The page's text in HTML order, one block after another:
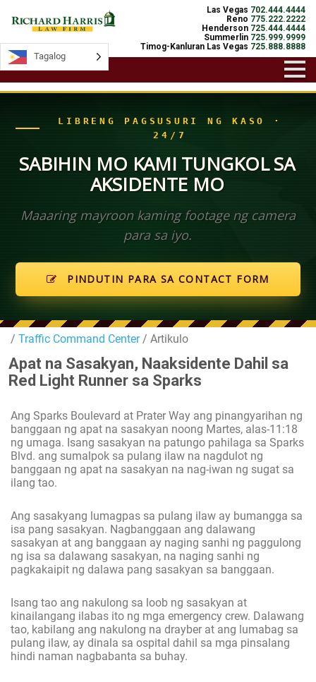
Las Vegas 702.444.4444
Reno 775.222.2222
Henderson 725.444.4444
Summerlin 725.999.9999
Timog-Kanluran Las Vegas 725.888.8888
LIBRENG PAGSUSURI NG KASO ·
24/7
SABIHIN MO KAMI TUNGKOL SA
AKSIDENTE MO
Maaaring mayroon kaming footage ng camera
para sa iyo.
PINDUTIN PARA SA CONTACT FORM
/ Traffic Command Center/ Artikulo
Apat na Sasakyan, Naaksidente Dahil sa
Red Light Runner sa Sparks
Ang Sparks Boulevard at Prater Way ang pinangyarihan ng
banggaan ng apat na sasakyan noong Martes, alas-11:18
ng umaga. Isang sasakyan na patungo pahilaga sa Sparks
Blvd. ang sumalpok sa pulang ilaw na nagdulot ng
banggaan ng apat na sasakyan na nag-iwan ng sugat sa
ilang tao.
Ang sasakyang lumagpas sa pulang ilaw ay bumangga sa
isa pang sasakyan. Nagbanggaan ang dalawang
sasakyan at ang banggaan ay naging sanhi ng paggulong
ng isa sa dalawang sasakyan, na naging sanhi ng
pagkakaipit ng dalawa pang sasakyan sa banggaan.
Isang tao ang nakulong sa loob ng sasakyan at
kinailangang ilabas ito ng mga emergency crew. Dalawang
tao, kabilang ang nakulong na drayber at ang lumabag sa
pulang ilaw, ay dinala sa ospital dahil sa mga pinsalang
hindi naman nagbabanta sa buhay.
Tagalog
Tagalog